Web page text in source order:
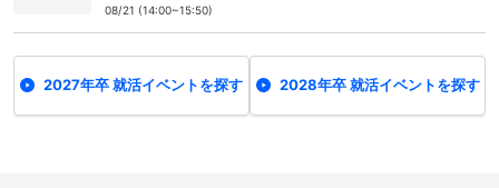
08/21 (14:00~15:50)
2027年卒 就活イベントを探す 2028年卒 就活イベントを探す